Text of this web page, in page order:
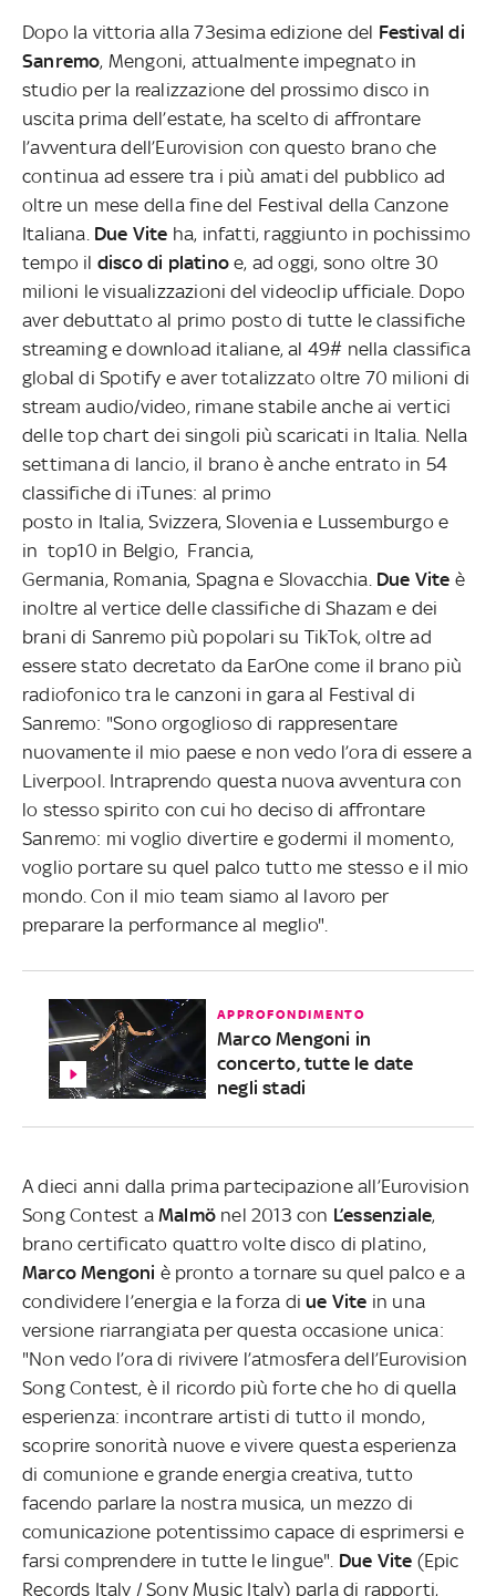
Dopo la vittoria alla 73esima edizione del Festival di
Sanremo, Mengoni, attualmente impegnato in
studio per la realizzazione del prossimo disco in
uscita prima dell’estate, ha scelto di affrontare
l’avventura dell’Eurovision con questo brano che
continua ad essere tra i più amati del pubblico ad
oltre un mese della fine del Festival della Canzone
Italiana. Due Vite ha, infatti, raggiunto in pochissimo
tempo il disco di platinoe, ad oggi, sono oltre 30
milioni le visualizzazioni del videoclip ufficiale. Dopo
aver debuttato al primo posto di tutte le classifiche
streaming e download italiane, al 49# nella classifica
global di Spotify e aver totalizzato oltre 70 milioni di
stream audio/video, rimane stabile anche ai vertici
delle top chart dei singoli più scaricati in Italia. Nella
settimana di lancio, il brano è anche entrato in 54
classifiche di iTunes: al primo
posto in Italia, Svizzera, Slovenia e Lussemburgo e
in top10 in Belgio, Francia,
Germania, Romania, Spagna e Slovacchia. Due Vite è
inoltre al vertice delle classifiche di Shazam e dei
brani di Sanremo più popolari su TikTok, oltre ad
essere stato decretato da EarOne come il brano più
radiofonico tra le canzoni in gara al Festival di
Sanremo: "Sono orgoglioso di rappresentare
nuovamente il mio paese e non vedo l’ora di essere a
Liverpool. Intraprendo questa nuova avventura con
lo stesso spirito con cui ho deciso di affrontare
Sanremo: mi voglio divertire e godermi il momento,
voglio portare su quel palco tutto me stesso e il mio
mondo. Con il mio team siamo al lavoro per
preparare la performance al meglio".
APPROFONDIMENTO
Marco Mengoni in
concerto, tutte le date
negli stadi
A dieci anni dalla prima partecipazione all’Eurovision
Song Contest a Malmö nel 2013 con L’essenziale,
brano certificato quattro volte disco di platino,
Marco Mengoni è pronto a tornare su quel palco e a
condividere l’energia e la forza diue Vite in una
versione riarrangiata per questa occasione unica:
"Non vedo l’ora di rivivere l’atmosfera dell’Eurovision
Song Contest, è il ricordo più forte che ho di quella
esperienza: incontrare artisti di tutto il mondo,
scoprire sonorità nuove e vivere questa esperienza
di comunione e grande energia creativa, tutto
facendo parlare la nostra musica, un mezzo di
comunicazione potentissimo capace di esprimersi e
farsi comprendere in tutte le lingue". Due Vite (Epic
Records Italy / Sony Music Italy) parla di rapporti,